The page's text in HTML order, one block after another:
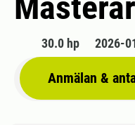
30.0 hp 2026-
Anmälan &